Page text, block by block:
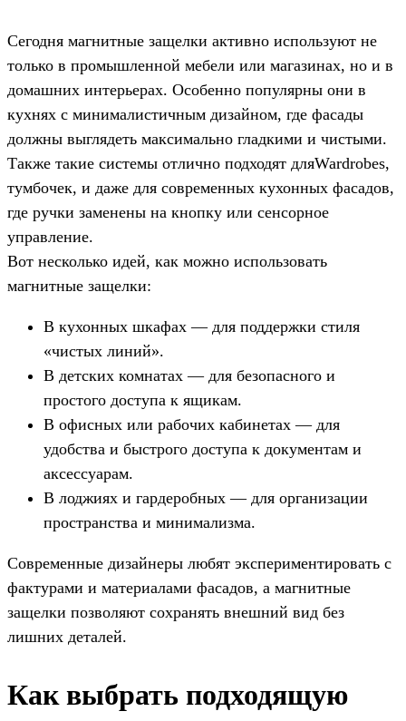
Сегодня магнитные защелки активно используют не
только в промышленной мебели или магазинах, но и в
домашних интерьерах. Особенно популярны они в
кухнях с минималистичным дизайном, где фасады
должны выглядеть максимально гладкими и чистыми.
Также такие системы отлично подходят дляWardrobes,
тумбочек, и даже для современных кухонных фасадов,
где ручки заменены на кнопку или сенсорное
управление.
Вот несколько идей, как можно использовать
магнитные защелки:
В кухонных шкафах — для поддержки стиля
«чистых линий».
В детских комнатах — для безопасного и
простого доступа к ящикам.
В офисных или рабочих кабинетах — для
удобства и быстрого доступа к документам и
аксессуарам.
В лоджиях и гардеробных — для организации
пространства и минимализма.
Современные дизайнеры любят экспериментировать с
фактурами и материалами фасадов, а магнитные
защелки позволяют сохранять внешний вид без
лишних деталей.
Как выбрать подходящую